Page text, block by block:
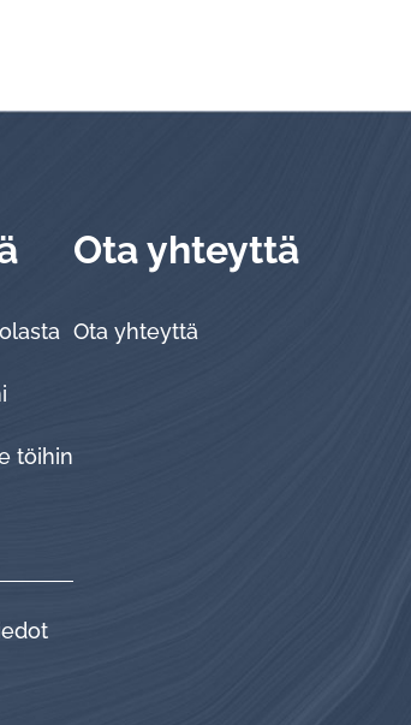
töihin
Ota yhteyttä
Ota yhteyttä